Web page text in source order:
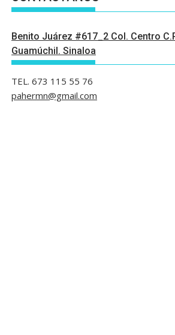
Benito Juárez #617_2 Col. Centro
Guamúchil. Sinaloa
TEL. 673 115 55 76
pahermn@gmail.com